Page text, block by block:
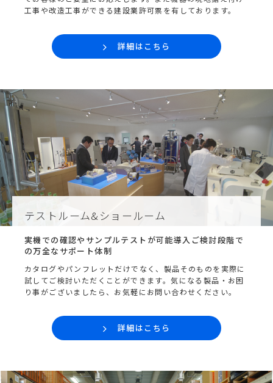
工事や改造工事ができる建設業許可票を有しております。
詳細はこちら
テストルーム&ショールーム
実機での確認やサンプルテストが可能導入ご検討段階で
の万全なサポート体制
カタログやパンフレットだけでなく、製品そのものを実際に
試してご検討いただくことができます。気になる製品・お困
り事がございましたら、お気軽にお問い合わせください。
詳細はこちら